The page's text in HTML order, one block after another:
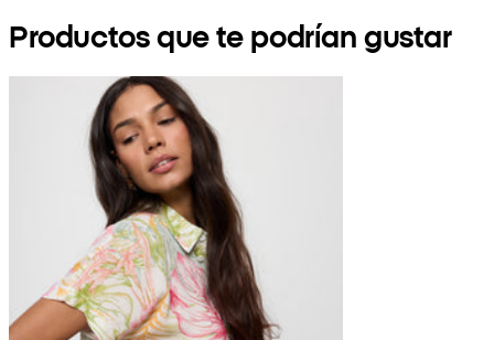
Productos que te podrían gustar